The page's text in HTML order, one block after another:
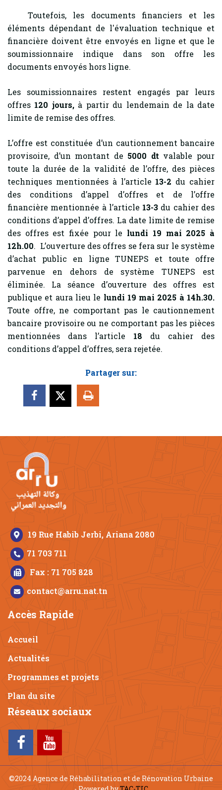
Toutefois, les documents financiers et les
éléments dépendant de l'évaluation technique et
financière doivent être envoyés en ligne et que le
soumissionnaire indique dans son offre les
documents envoyés hors ligne.
Les soumissionnaires restent engagés par leurs
offres 120 jours,à partir du lendemain de la date
limite de remise des offres.
L’offre est constituée d’un cautionnement bancaire
provisoire, d’un montant de 5000 dt valable pour
toute la durée de la validité de l’offre, des pièces
techniques mentionnées à l’article 13-2 du cahier
des conditions d’appel d’offres et de l’offre
financière mentionnée à l’article 13-3 du cahier des
conditions d’appel d’offres. La date limite de remise
des offres est fixée pour le lundi 19 mai 2025 à
12h.00. L’ouverture des offres se fera sur le système
d’achat public en ligne TUNEPS et toute offre
parvenue en dehors de système TUNEPS est
éliminée. La séance d’ouverture des offres est
publique et aura lieu le lundi 19 mai 2025 à 14h.30.
Toute offre, ne comportant pas le cautionnement
bancaire provisoire ou ne comportant pas les pièces
mentionnées dans l’article 18 du cahier des
conditions d’appel d’offres, sera rejetée.
Partager sur:
19 Rue Habib Jerbi, Ariana 2080
71 703 711
Fax : 71 705 828
contact@arru.nat.tn
Accès Rapide
Accueil
Actualités
Programmes et projets
Plan du site
Réseaux sociaux
©2024 Agence de Réhabilitation et de Rénovation Urbaine